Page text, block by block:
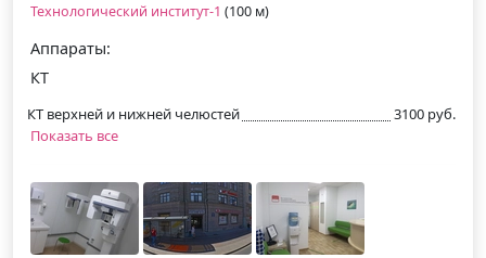
Технологический институт-1 (100 м)
Аппараты:
КТ
КТ верхней и нижней челюстей
3100 руб.
Показать все